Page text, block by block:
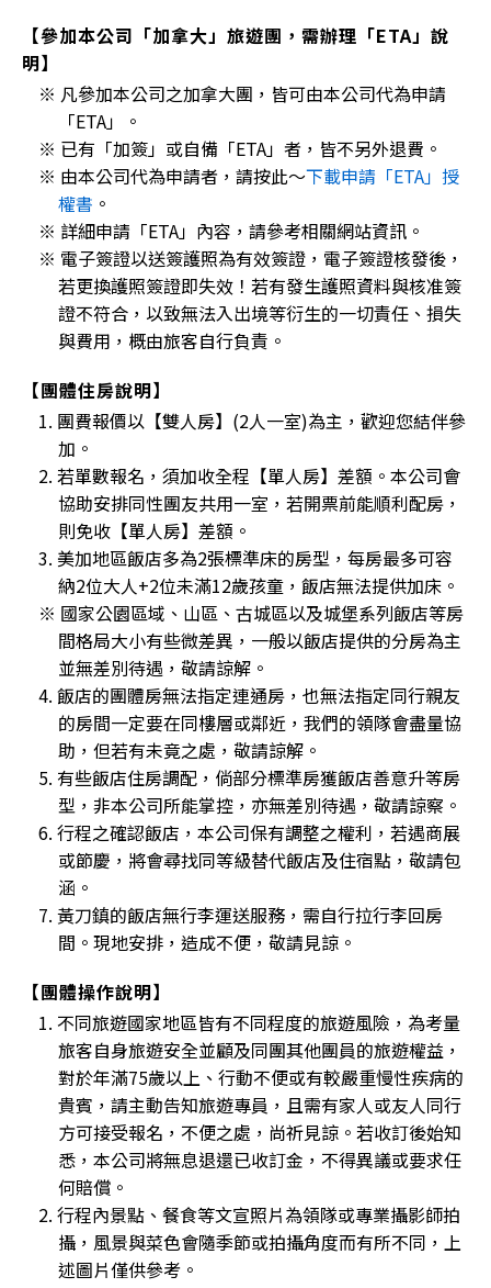
【參加本公司「加拿大」旅遊團，需辦理「ETA」說
明】
※ 凡參加本公司之加拿大團，皆可由本公司代為申請
「ETA」。
※ 已有「加簽」或自備「ETA」者，皆不另外退費。
※ 由本公司代為申請者，請按此～下載申請「ETA」授
權書 。
※ 詳細申請「ETA」內容，請參考相關網站資訊。
※ 電子簽證以送簽護照為有效簽證，電子簽證核發後，
若更換護照簽證即失效！若有發生護照資料與核准簽
證不符合，以致無法入出境等衍生的一切責任、損失
與費用，概由旅客自行負責。
【團體住房說明】
1. 團費報價以【雙人房】(2人一室)為主，歡迎您結伴參
加。
2. 若單數報名，須加收全程【單人房】差額。本公司會
協助安排同性團友共用一室，若開票前能順利配房，
則免收【單人房】差額。
3. 美加地區飯店多為2張標準床的房型，每房最多可容
納2位大人+2位未滿12歲孩童，飯店無法提供加床。
※ 國家公園區域、山區、古城區以及城堡系列飯店等房
間格局大小有些微差異，一般以飯店提供的分房為主
並無差別待遇，敬請諒解。
4. 飯店的團體房無法指定連通房，也無法指定同行親友
的房間一定要在同樓層或鄰近，我們的領隊會盡量協
助，但若有未竟之處，敬請諒解。
5. 有些飯店住房調配，倘部分標準房獲飯店善意升等房
型，非本公司所能掌控，亦無差別待遇，敬請諒察。
6. 行程之確認飯店，本公司保有調整之權利，若遇商展
或節慶，將會尋找同等級替代飯店及住宿點，敬請包
涵。
7. 黃刀鎮的飯店無行李運送服務，需自行拉行李回房
間。現地安排，造成不便，敬請見諒。
【團體操作說明】
1. 不同旅遊國家地區皆有不同程度的旅遊風險，為考量
旅客自身旅遊安全並顧及同團其他團員的旅遊權益，
對於年滿75歲以上、行動不便或有較嚴重慢性疾病的
貴賓，請主動告知旅遊專員，且需有家人或友人同行
方可接受報名，不便之處，尚祈見諒。若收訂後始知
悉，本公司將無息退還已收訂金，不得異議或要求任
何賠償。
2. 行程內景點、餐食等文宣照片為領隊或專業攝影師拍
攝，風景與菜色會隨季節或拍攝角度而有所不同，上
述圖片僅供參考。